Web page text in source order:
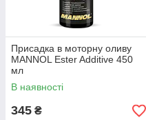
Присадка в моторну оливу
MANNOL Ester Additive 450
мл
В наявності
345 ₴